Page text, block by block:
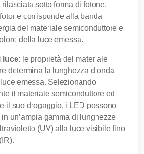
sotto forma di fotone.
fotone corrisponde alla banda
del materiale semiconduttore e
della luce emessa.
luce: le proprietà del materiale
determina la lunghezza d’onda
emessa. Selezionando
il materiale semiconduttore ed
il suo drogaggio, i LED possono
un’ampia gamma di lunghezze
(UV) alla luce visibile fino